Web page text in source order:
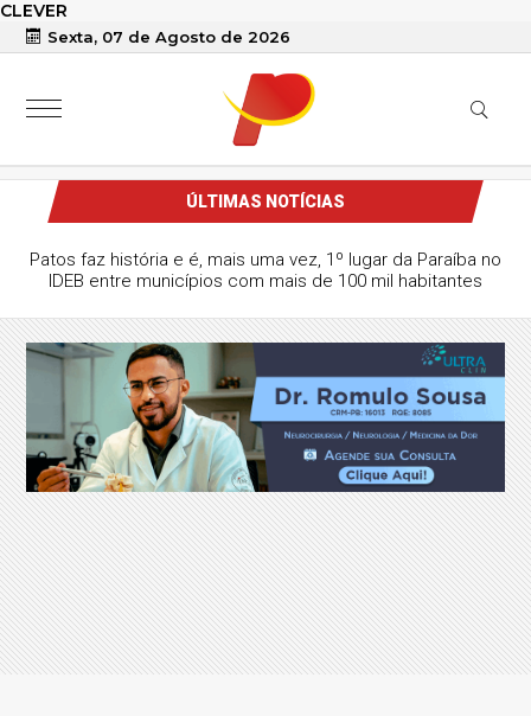
CLEVER
Sexta, 07 de Agosto de 2026
ÚLTIMAS NOTÍCIAS
Patos faz história e é, mais uma vez, 1º lugar da Paraíba no
IDEB entre municípios com mais de 100 mil habitantes